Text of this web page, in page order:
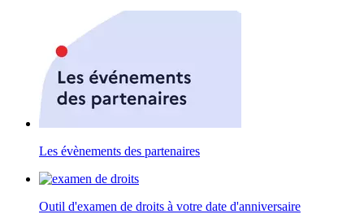
Les évènements des partenaires
Outil d'examen de droits à votre date d'anniversaire